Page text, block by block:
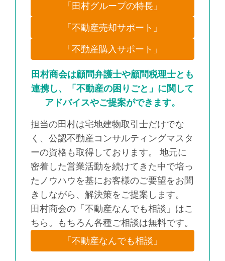
「田村グループの特長」
「不動産売却サポート」
「不動産購入サポート」
田村商会は顧問弁護士や顧問税理士とも
連携し、「不動産の困りごと」に関して
アドバイスやご提案ができます。
担当の田村は宅地建物取引士だけでな
く、公認不動産コンサルティングマスタ
ーの資格も取得しております。 地元に
密着した営業活動を続けてきた中で培っ
たノウハウを基にお客様のご要望をお聞
きしながら、解決策をご提案します。
田村商会の「不動産なんでも相談」はこ
ちら。もちろん各種ご相談は無料です。
「不動産なんでも相談」